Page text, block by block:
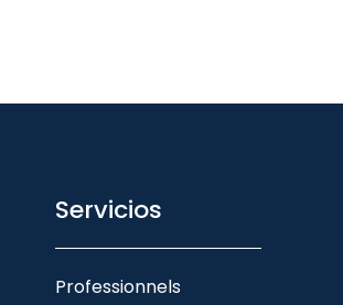
Servicios
Professionnels